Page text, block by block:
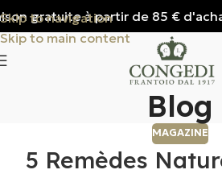
Skip to navigation
Skip to main content
gratuite à partir de 85 €
Blog
MAGAZINE
5 Remèdes